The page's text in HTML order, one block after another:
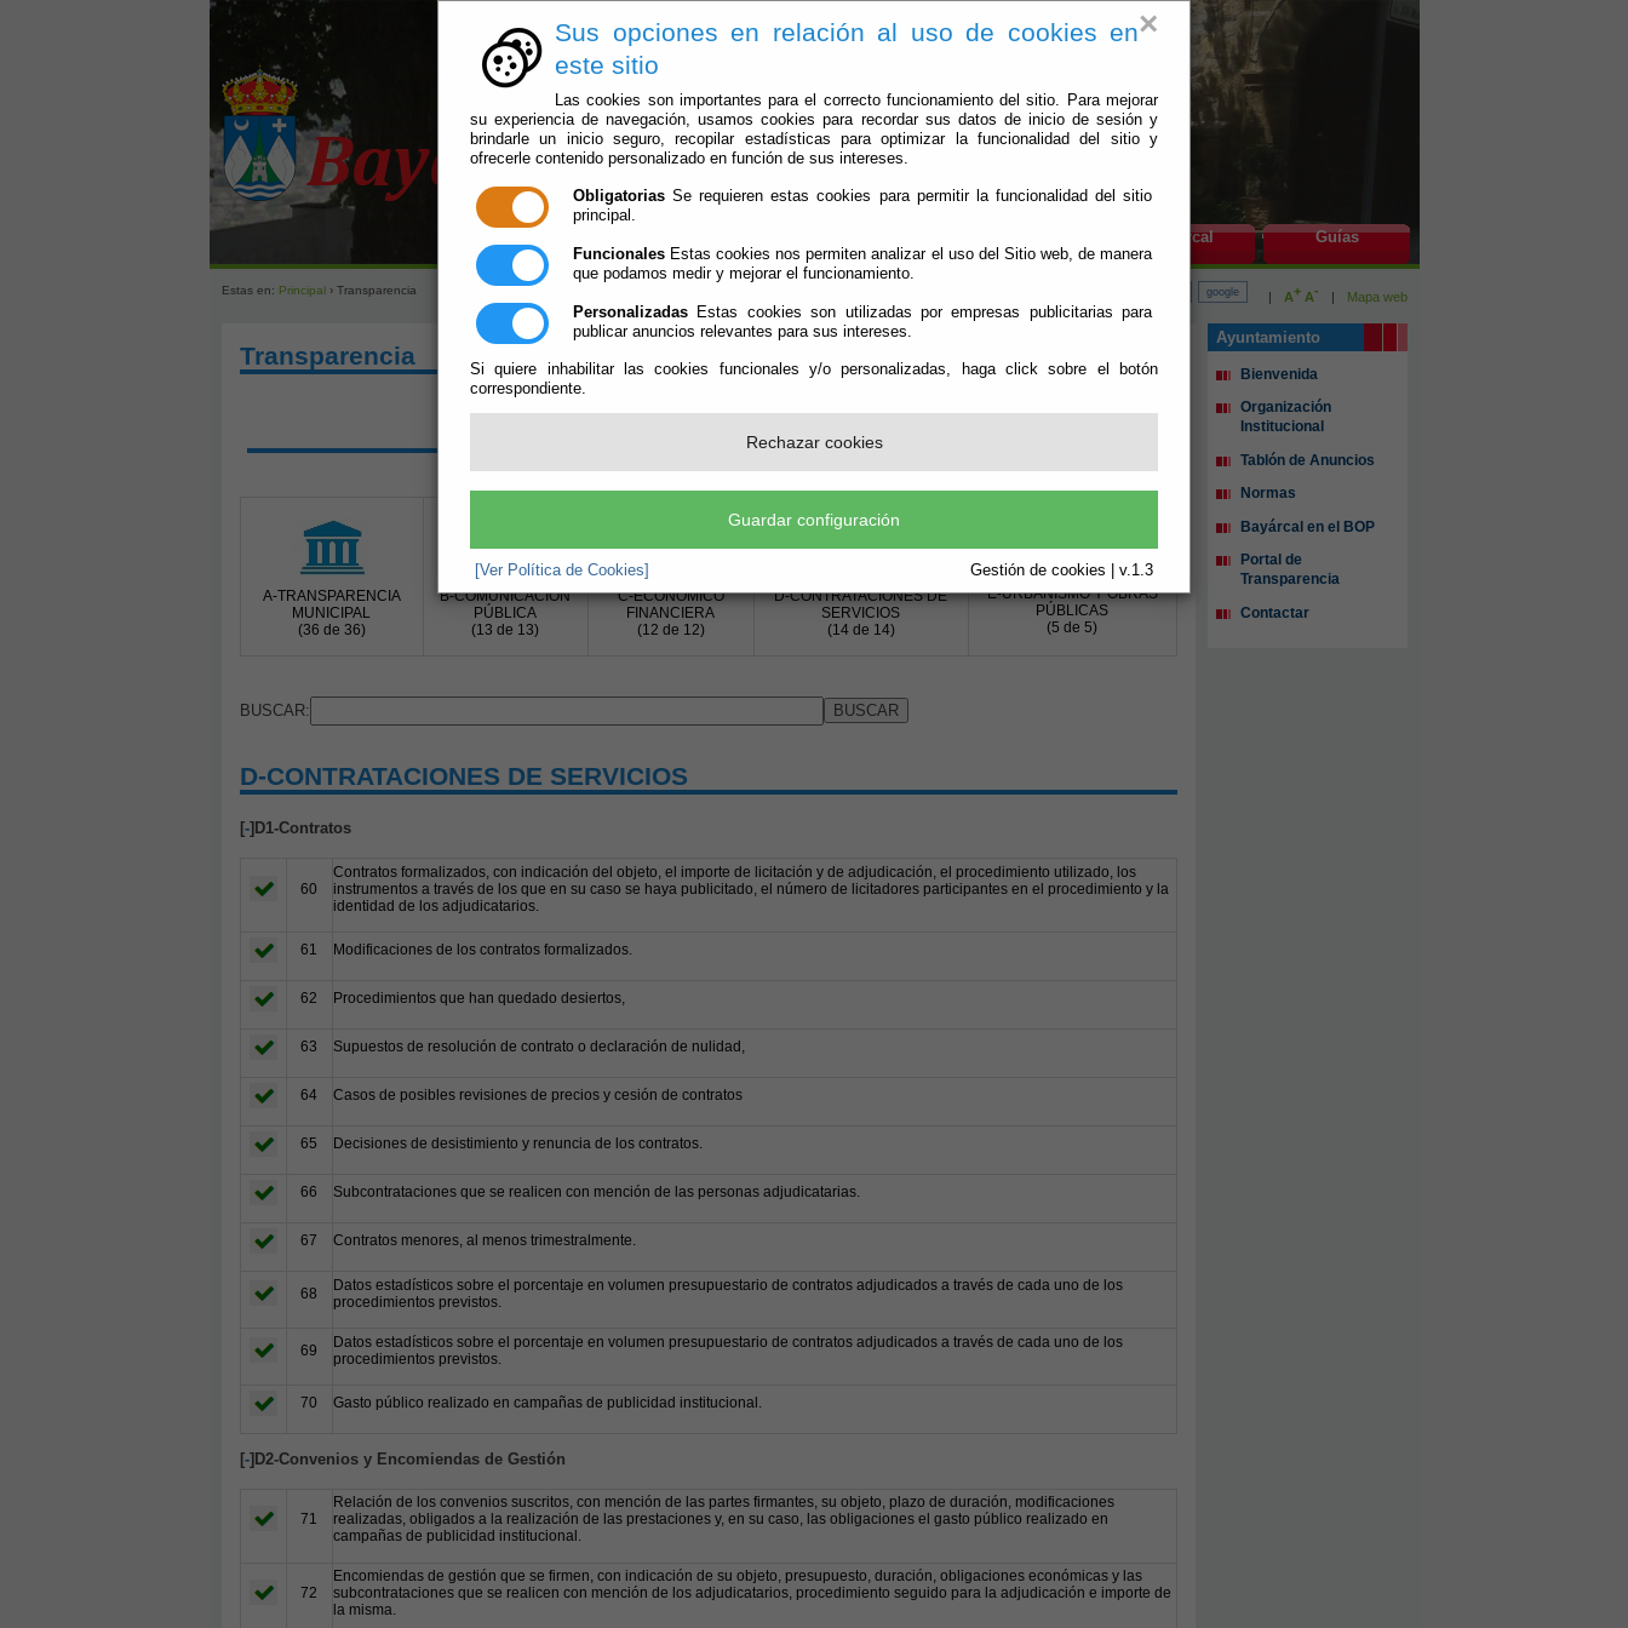
×
Sus opciones en relación al uso de cookies en
este sitio
Las cookies son importantes para el correcto funcionamiento del sitio. Para mejorar
su experiencia de navegación, usamos cookies para recordar sus datos de inicio de sesión y
brindarle un inicio seguro, recopilar estadísticas para optimizar la funcionalidad del sitio y
ofrecerle contenido personalizado en función de sus intereses.
Obligatorias Se requieren estas cookies para permitir la funcionalidad del sitio
principal.
Funcionales Estas cookies nos permiten analizar el uso del Sitio web, de manera
que podamos medir y mejorar el funcionamiento.
Personalizadas Estas cookies son utilizadas por empresas publicitarias para
publicar anuncios relevantes para sus intereses.
Si quiere inhabilitar las cookies funcionales y/o personalizadas, haga click sobre el botón
correspondiente.
Rechazar cookies
Guardar configuración
[Ver Política de Cookies] Gestión de cookies | v.1.3
Bayárcal Guías
Estas en: Principal› Transparencia | A+ A- | Mapa web
Ayuntamiento
Bienvenida
Organización
Institucional
Tablón de Anuncios
Normas
Bayárcal en el BOP
Portal de
Transparencia
Contactar
Transparencia
SOLICITAR ACCESO A LA INFORMACION
A-TRANSPARENCIA
MUNICIPAL
(36 de 36)
B-COMUNICACIÓN
PÚBLICA
(13 de 13)
C-ECONÓMICO
FINANCIERA
(12 de 12)
D-CONTRATACIONES DE
SERVICIOS
(14 de 14)
E-URBANISMO Y OBRAS
PÚBLICAS
(5 de 5)
BUSCAR:
D-CONTRATACIONES DE SERVICIOS
[-]D1-Contratos
60
Contratos formalizados, con indicación del objeto, el importe de licitación y de adjudicación, el procedimiento utilizado, los
instrumentos a través de los que en su caso se haya publicitado, el número de licitadores participantes en el procedimiento y la
identidad de los adjudicatarios.
61 Modificaciones de los contratos formalizados.
62 Procedimientos que han quedado desiertos,
63 Supuestos de resolución de contrato o declaración de nulidad,
64 Casos de posibles revisiones de precios y cesión de contratos
65 Decisiones de desistimiento y renuncia de los contratos.
66 Subcontrataciones que se realicen con mención de las personas adjudicatarias.
67 Contratos menores, al menos trimestralmente.
68
Datos estadísticos sobre el porcentaje en volumen presupuestario de contratos adjudicados a través de cada uno de los
procedimientos previstos.
69
Datos estadísticos sobre el porcentaje en volumen presupuestario de contratos adjudicados a través de cada uno de los
procedimientos previstos.
70 Gasto público realizado en campañas de publicidad institucional.
[-]D2-Convenios y Encomiendas de Gestión
71
Relación de los convenios suscritos, con mención de las partes firmantes, su objeto, plazo de duración, modificaciones
realizadas, obligados a la realización de las prestaciones y, en su caso, las obligaciones el gasto público realizado en
campañas de publicidad institucional.
72
Encomiendas de gestión que se firmen, con indicación de su objeto, presupuesto, duración, obligaciones económicas y las
subcontrataciones que se realicen con mención de los adjudicatarios, procedimiento seguido para la adjudicación e importe de
la misma.